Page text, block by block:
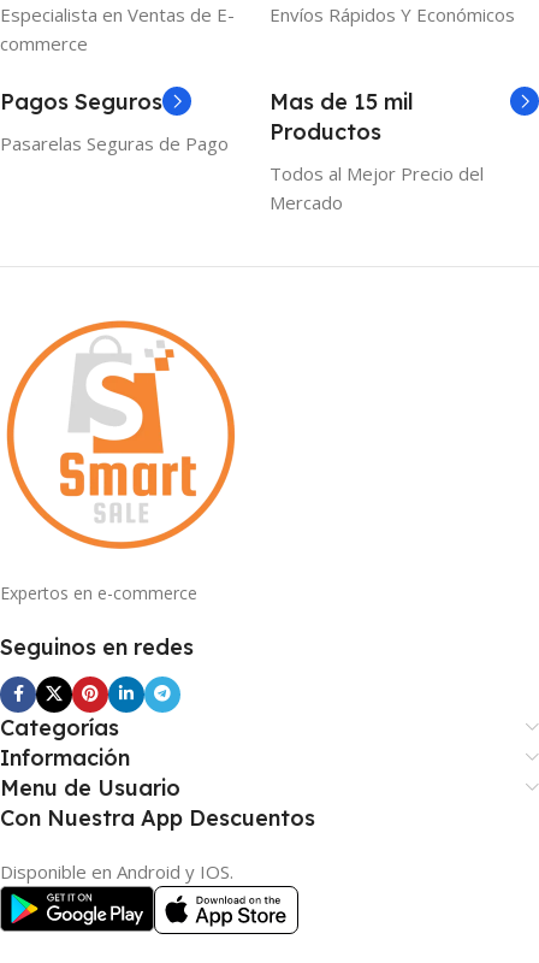
Especialista en Ventas de E-
commerce
Envíos Rápidos Y Económicos
Pagos Seguros
Pasarelas Seguras de Pago
Mas de 15 mil
Productos
Todos al Mejor Precio del
Mercado
Expertos en e-commerce
Seguinos en redes
Categorías
Información
Menu de Usuario
Con Nuestra App Descuentos
Disponible en Android y IOS.